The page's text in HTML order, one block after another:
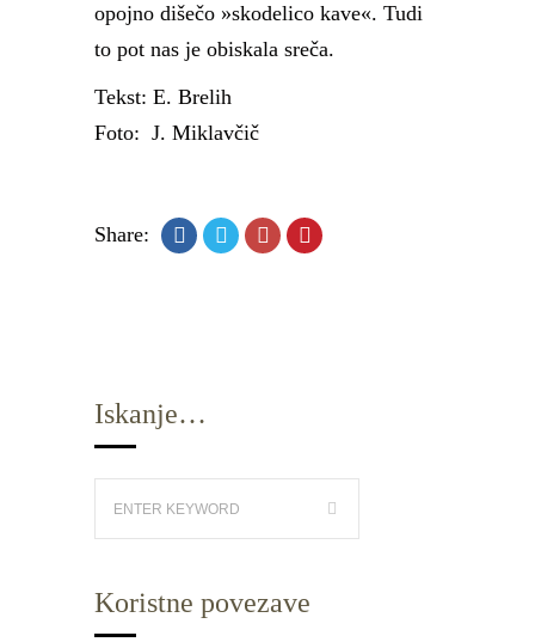
opojno dišečo »skodelico kave«. Tudi
to pot nas je obiskala sreča.
Tekst: E. Brelih
Foto: J. Miklavčič
Share:
Iskanje…
Koristne povezave